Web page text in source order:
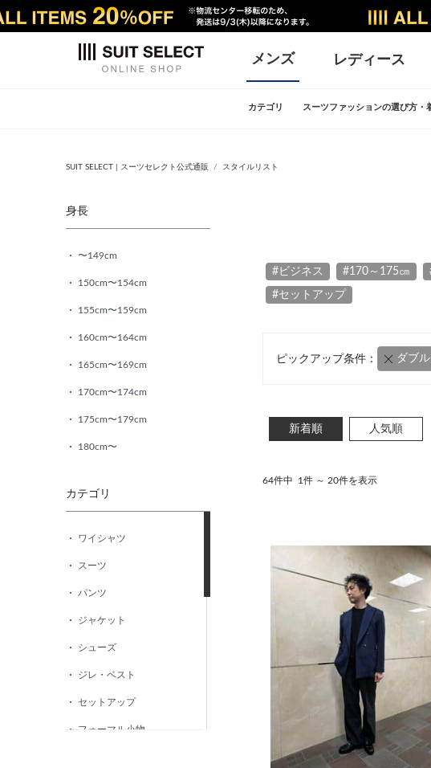
メンズ レディース
カテゴリ スーツファッションの選び方・
SUIT SELECT | スーツセレクト公式通販 スタイルリスト
身長
〜149cm
150cm〜154cm
155cm〜159cm
160cm〜164cm
165cm〜169cm
170cm〜174cm
175cm〜179cm
180cm〜
カテゴリ
ワイシャツ
スーツ
パンツ
ジャケット
シューズ
ジレ・ベスト
セットアップ
フォーマル小物
#ビジネス #170～175㎝
#セットアップ
ピックアップ条件： ダブ
新着順 人気順
64件中 1件 ～ 20件を表示